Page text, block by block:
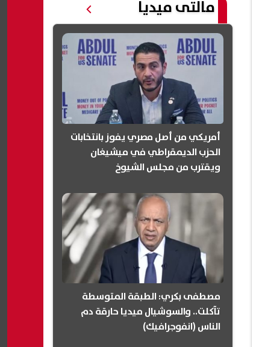
مالتى ميديا
أمريكي من أصل مصري يفوز بانتخابات
الحزب الديمقراطي في ميشيغان
ويقترب من مجلس الشيوخ
مصطفى بكري: الطبقة المتوسطة
تآكلت.. والسوشيال ميديا حارقة دم
الناس (انفوجرافيك)